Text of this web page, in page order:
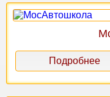
Подробнее